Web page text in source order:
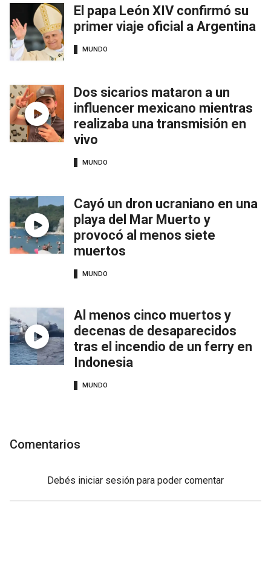
El papa León XIV confirmó su
primer viaje oficial a Argentina
MUNDO
Dos sicarios mataron a un
influencer mexicano mientras
realizaba una transmisión en
vivo
MUNDO
Cayó un dron ucraniano en una
playa del Mar Muerto y
provocó al menos siete
muertos
MUNDO
Al menos cinco muertos y
decenas de desaparecidos
tras el incendio de un ferry en
Indonesia
MUNDO
Comentarios
Debés iniciar sesión para poder comentar